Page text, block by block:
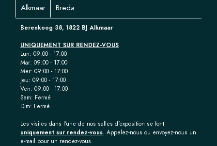
Alkmaar Breda
Berenkoog 38, 1822 BJ Alkmaar
UNIQUEMENT SUR RENDEZ-VOUS
Lun: 09:00 - 17:00
Mar: 09:00 - 17:00
Mer: 09:00 - 17:00
Jeu: 09:00 - 17:00
Ven: 09:00 - 17:00
Sam: Fermé
Dim: Fermé
Les visites dans l'une de nos salles d'exposition se font
uniquement sur rendez-vous. Appelez-nous ou envoyez-nous un
e-mail pour un rendez-vous.